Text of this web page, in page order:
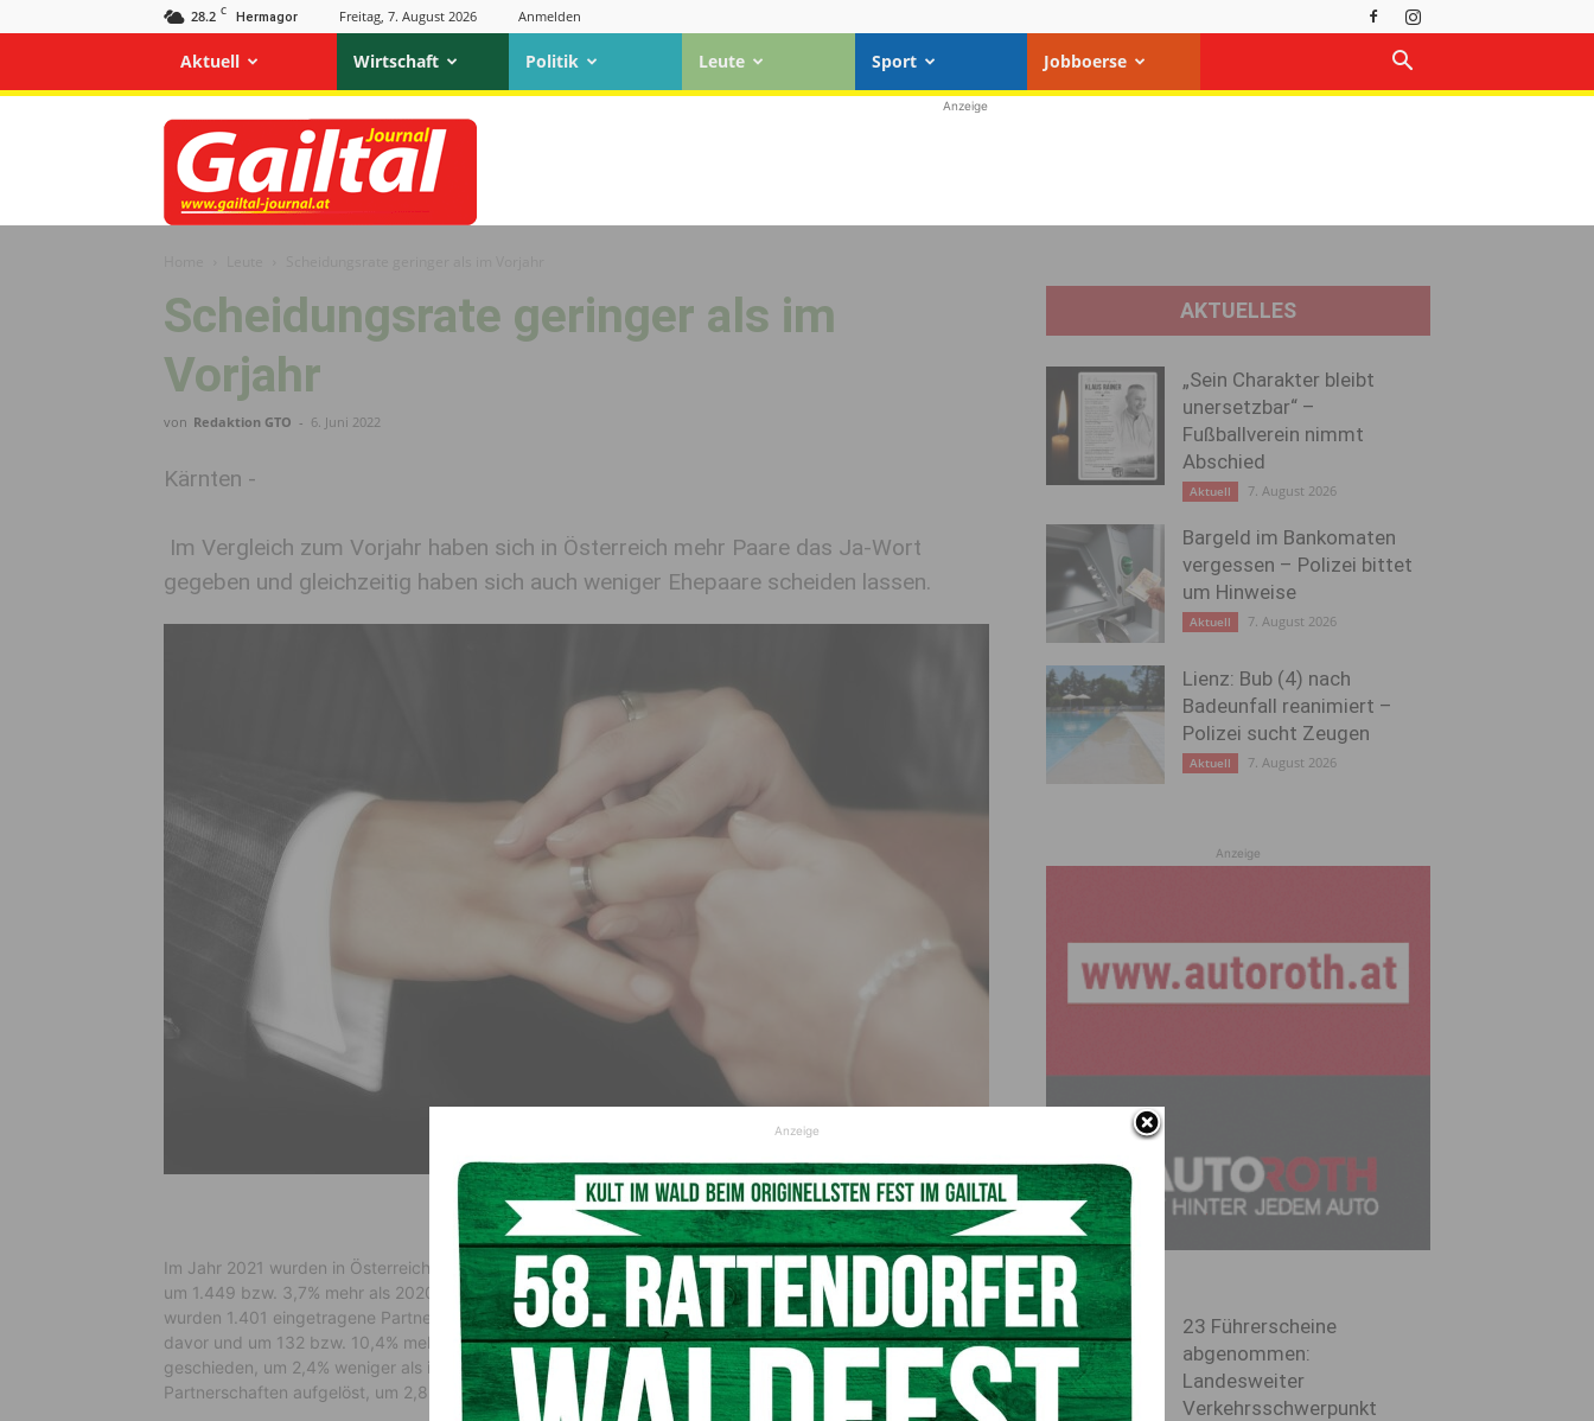
28.2 C Hermagor Freitag, 7. August 2026 Anmelden
Aktuell Wirtschaft Politik Leute Sport Jobboerse
Gailtal
Journal
Anzeige
Scheidungsrate geringer als im
Vorjahr
von Redaktion GTO - 6. Juni 2022
Kärnten -
Im Vergleich zum Vorjahr haben sich in Österreich mehr Paare das Ja-Wort
gegeben und gleichzeitig haben sich auch weniger Ehepaare scheiden lassen.
© Pixabay@FrankWinkler
Im Jahr 2021 wurden in Österreich laut endgültigen Daten von Statistik Austria 41.111 Ehen geschlossen,
um 1.449 bzw. 3,7% mehr als 2020, jedoch um 4.923 bzw. 10,7% weniger als 2019. Im gleichen Zeitraum
wurden 1.401 eingetragene Partnerschaften begründet, das sind um 145 bzw. 11,5% mehr als im Jahr
davor und um 132 bzw. 10,4% mehr als 2019. Zugleich wurden 2021 insgesamt 14.510 Ehen rechtskräftig
geschieden, um 2,4% weniger als im Vorjahr (und um 11,1% weniger als 2019) und 111 eingetragene
Partnerschaften aufgelöst, um 2,8% mehr als 2020, aber um 8,3% weniger als 2019.
AKTUELLES
„Sein Charakter bleibt
unersetzbar“ –
Fußballverein nimmt
Abschied
Aktuell 7. August 2026
Bargeld im Bankomaten
vergessen – Polizei bittet
um Hinweise
Aktuell 7. August 2026
Lienz: Bub (4) nach
Badeunfall reanimiert –
Polizei sucht Zeugen
Aktuell 7. August 2026
Anzeige
23 Führerscheine
abgenommen:
Landesweiter
Verkehrsschwerpunkt
Anzeige